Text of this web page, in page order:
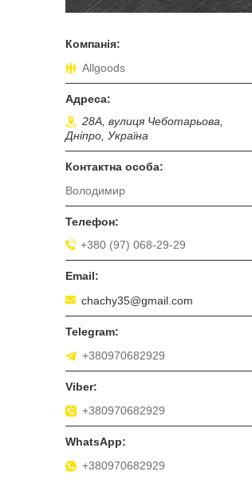
Allgoods
28А, вулиця Чеботарьова,
Дніпро, Україна
Володимир
+380 (97) 068-29-29
chachy35@gmail.com
+380970682929
+380970682929
+380970682929